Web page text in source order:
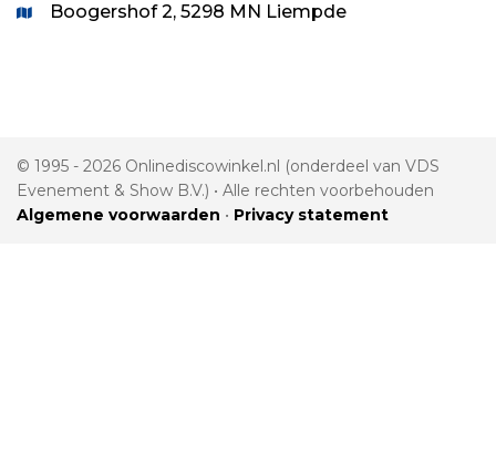
Boogershof 2, 5298 MN Liempde
© 1995 - 2026 Onlinediscowinkel.nl (onderdeel van VDS
Evenement & Show B.V.) • Alle rechten voorbehouden
Algemene voorwaarden • Privacy statement